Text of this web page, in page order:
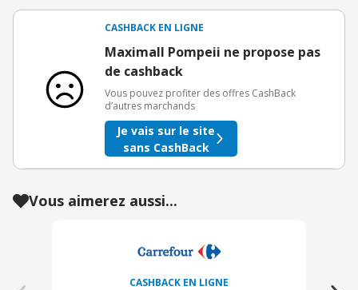
3€ de bienvenue crédités immédiatement + 1€ supplémentaire
Offre réservée à une toute première inscription chez eBuyClub.
CASHBACK EN LIGNE
Maximall Pompeii ne propose pas
de cashback
Vous pouvez profiter des offres CashBack
d’autres marchands
Je vais sur le site
sans CashBack
Vous aimerez aussi...
CASHBACK EN LIGNE